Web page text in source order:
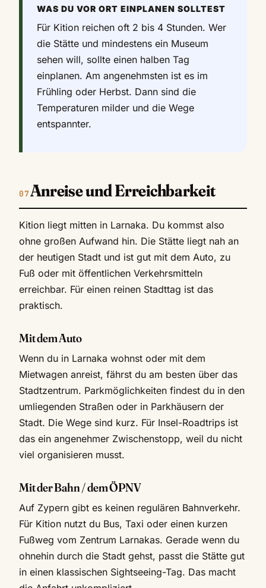
WAS DU VOR ORT EINPLANEN SOLLTEST
Für Kition reichen oft 2 bis 4 Stunden. Wer
die Stätte und mindestens ein Museum
sehen will, sollte einen halben Tag
einplanen. Am angenehmsten ist es im
Frühling oder Herbst. Dann sind die
Temperaturen milder und die Wege
entspannter.
Anreise und Erreichbarkeit
Kition liegt mitten in Larnaka. Du kommst also
ohne großen Aufwand hin. Die Stätte liegt nah an
der heutigen Stadt und ist gut mit dem Auto, zu
Fuß oder mit öffentlichen Verkehrsmitteln
erreichbar. Für einen reinen Stadttag ist das
praktisch.
Mit dem Auto
Wenn du in Larnaka wohnst oder mit dem
Mietwagen anreist, fährst du am besten über das
Stadtzentrum. Parkmöglichkeiten findest du in den
umliegenden Straßen oder in Parkhäusern der
Stadt. Die Wege sind kurz. Für Insel-Roadtrips ist
das ein angenehmer Zwischenstopp, weil du nicht
viel organisieren musst.
Mit der Bahn / dem ÖPNV
Auf Zypern gibt es keinen regulären Bahnverkehr.
Für Kition nutzt du Bus, Taxi oder einen kurzen
Fußweg vom Zentrum Larnakas. Gerade wenn du
ohnehin durch die Stadt gehst, passt die Stätte gut
in einen klassischen Sightseeing-Tag. Das macht